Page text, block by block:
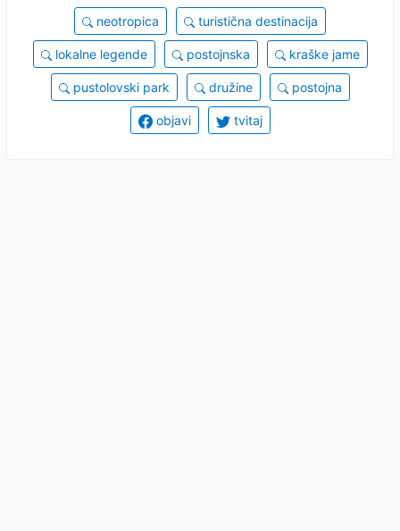
neotropica turistična destinacija
lokalne legende postojnska kraške jame
pustolovski park družine postojna
objavi tvitaj